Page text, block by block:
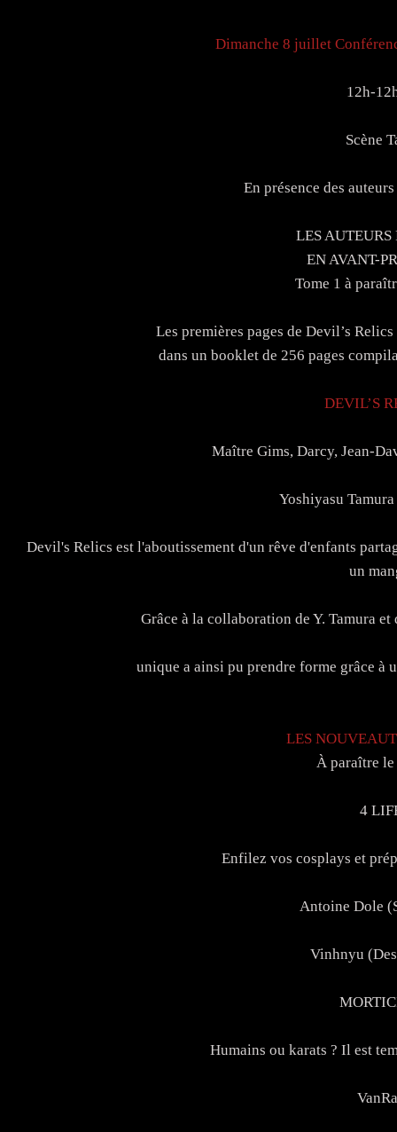
Dimanche 8 juillet
12h-
Scène
En présence des
LES AUTEURS
EN AVANT-
Tome 1 à
Les premières pages de Devil’s
dans un booklet de 256 pages
DEVIL’S
Maître Gims, Darcy, Jean-
Yoshiyasu
Devil's Relics est l'aboutissement d'un rêve d'enfants
un
Grâce à la collaboration de Y. Tamura
unique a ainsi pu prendre forme grâce à
LES
À paraître
4
Enfilez vos cosplays et
Antoine Dole
Vinhnyu
Humains ou karats ? Il est